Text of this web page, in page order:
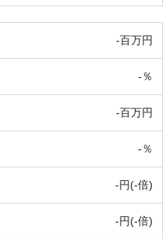
-百万円
-％
-百万円
-％
-円(-倍)
-円(-倍)